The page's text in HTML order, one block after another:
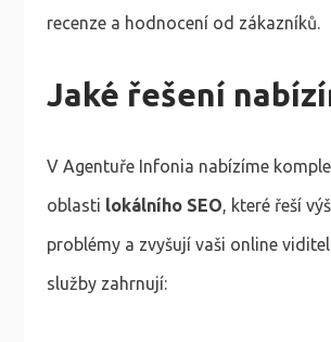
recenze a hodnocení od zákazníků.
Jaké řešení
V Agentuře Infonia nabízíme
oblasti lokálního SEO, které řeší
problémy a zvyšují vaši online
služby zahrnují: